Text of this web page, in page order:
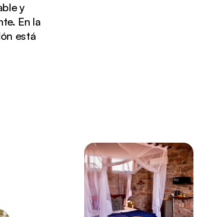
desértico y palmeras.
y
En la
está